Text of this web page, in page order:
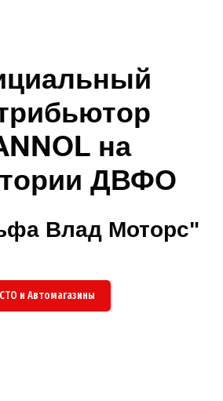
на
ДВФО
Влад Моторс"
СТО и Автомагазины